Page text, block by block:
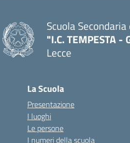
Scuola
"I.C. TEMPESTA -
Lecce
La Scuola
Presentazione
I luoghi
Le persone
I numeri della scuola